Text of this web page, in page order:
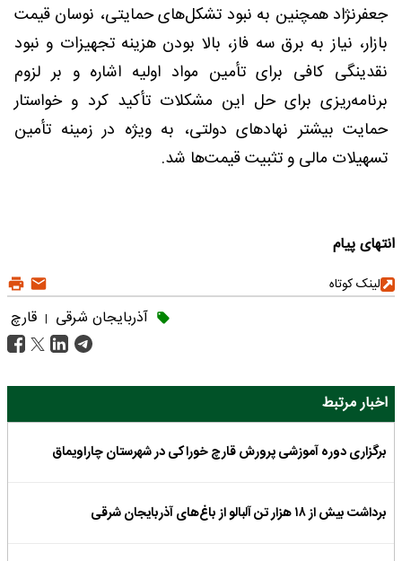
جعفرنژاد همچنین به نبود تشکل‌های حمایتی، نوسان قیمت
بازار، نیاز به برق سه فاز، بالا بودن هزینه تجهیزات و نبود
نقدینگی کافی برای تأمین مواد اولیه اشاره و بر لزوم
برنامه‌ریزی برای حل این مشکلات تأکید کرد و خواستار
حمایت بیشتر نهادهای دولتی، به ویژه در زمینه تأمین
تسهیلات مالی و تثبیت قیمت‌ها شد.
انتهای پیام
لینک کوتاه
آذربایجان شرقی | قارچ
اخبار مرتبط
برگزاری دوره آموزشی پرورش قارچ خوراکی در شهرستان چاراویماق
برداشت بیش از ۱۸ هزار تن آلبالو از باغ‌های آذربایجان‌ شرقی